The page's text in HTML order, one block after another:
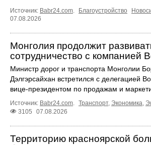
Источник: Babr24.com Благоустройство
07.08.2026
Монголия продолжит
сотрудничество с компанией
Министр дорог и транспорта Монголии
Дэлгэрсайхан встретился с делегацией
вице-президентом по продажам и
Источник: Babr24.com Транспорт, Экономика
3105
07.08.2026
Территорию красноярской